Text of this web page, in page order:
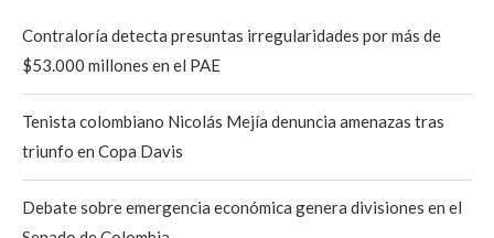
Contraloría detecta presuntas irregularidades por más de
$53.000 millones en el PAE
Tenista colombiano Nicolás Mejía denuncia amenazas tras
triunfo en Copa Davis
Debate sobre emergencia económica genera divisiones en el